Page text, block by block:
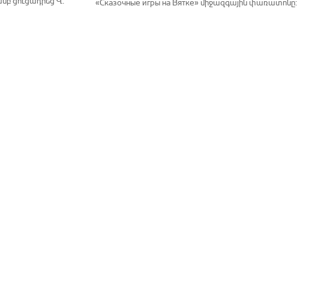
«Сказочные игры на Вятке» միջազգային փառատոնը: